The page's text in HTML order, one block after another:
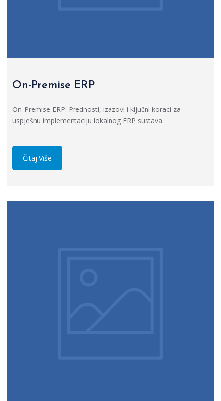
On-Premise ERP
On-Premise ERP: Prednosti, izazovi i ključni koraci za
uspješnu implementaciju lokalnog ERP sustava
Čitaj Više